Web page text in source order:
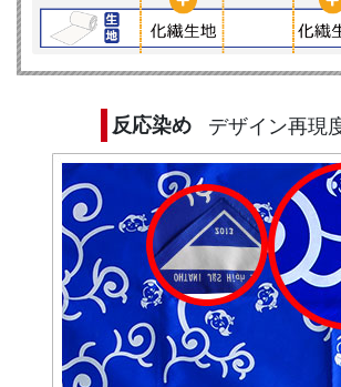
反応染め デザイン再現